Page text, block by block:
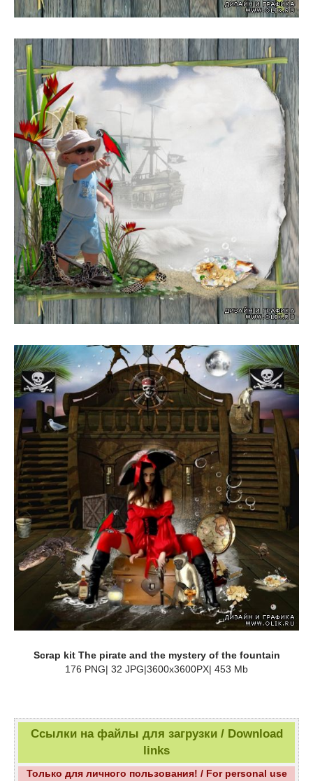
Scrap kit The pirate and the mystery of the fountain
176 PNG| 32 JPG|3600x3600PX| 453 Mb
Ссылки на файлы для загрузки / Download
links
Только для личного пользования! / For personal use